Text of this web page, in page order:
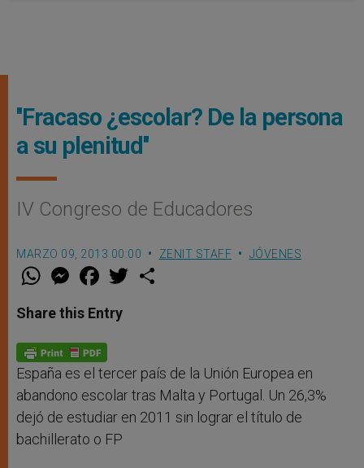
''Fracaso ¿escolar? De la persona
a su plenitud''
IV Congreso de Educadores
MARZO 09, 2013 00:00 ZENIT STAFF JÓVENES
W
t
s
p
p
M
e
s
e
g
e
r
F
a
e
b
o
k
w
Share this Entry
España es el tercer país de la Unión Europea en
abandono escolar tras Malta y Portugal. Un 26,3%
dejó de estudiar en 2011 sin lograr el título de
bachillerato o FP